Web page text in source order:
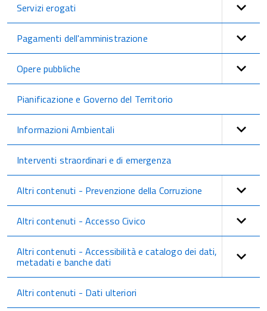
Servizi erogati
Pagamenti dell'amministrazione
Opere pubbliche
Pianificazione e Governo del Territorio
Informazioni Ambientali
Interventi straordinari e di emergenza
Altri contenuti - Prevenzione della Corruzione
Altri contenuti - Accesso Civico
Altri contenuti - Accessibilità e catalogo dei dati,
metadati e banche dati
Altri contenuti - Dati ulteriori